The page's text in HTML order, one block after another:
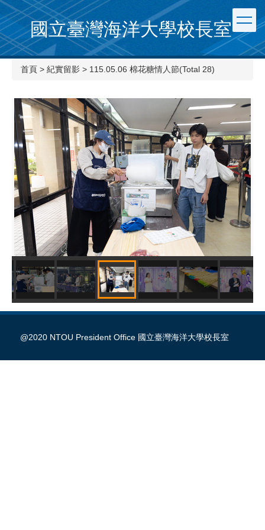
國立臺灣海洋大學校長室
首頁 > 紀實留影 > 115.05.06 棉花糖情人節(Total 28)
@2020 NTOU President Office 國立臺灣海洋大學校長室